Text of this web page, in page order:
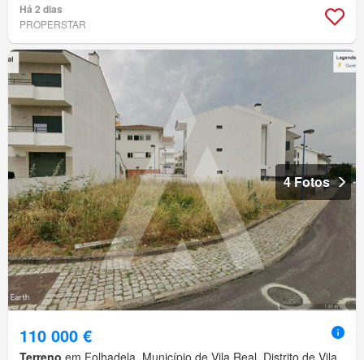
Há 2 dias
PROPERSTAR
4 Fotos
110 000 €
Terreno em Folhadela, Município de Vila Real, Distrito de Vila